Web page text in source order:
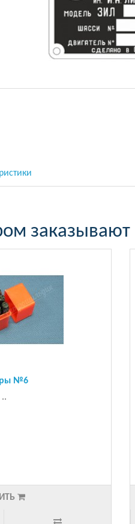
заказывают
№6